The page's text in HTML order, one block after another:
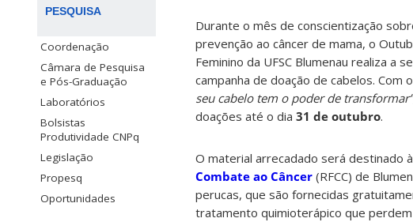
PESQUISA
Coordenação
Câmara de Pesquisa
e Pós-Graduação
Laboratórios
Bolsistas
Produtividade CNPq
Legislação
Propesq
Oportunidades
Durante o mês de conscientização
prevenção ao câncer de mama, o
Feminino da UFSC Blumenau realiza a
campanha de doação de cabelos. Com
seu cabelo tem o poder de transformar”
doações até o dia 31 de outubro.
O material arrecadado será destinado à
Combate ao Câncer (RFCC) de
perucas, que são fornecidas
tratamento quimioterápico que